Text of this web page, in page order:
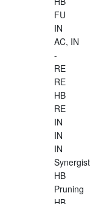
FU
IN
AC, IN
-
RE
RE
HB
RE
IN
IN
IN
Synergist
HB
Pruning